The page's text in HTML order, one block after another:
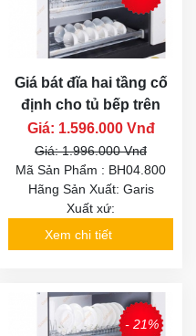
Giá bát đĩa hai tầng cố
định cho tủ bếp trên
Giá: 1.596.000 Vnđ
Giá: 1.996.000 Vnđ
Mã Sản Phẩm : BH04.800
Hãng Sản Xuất: Garis
Xuất xứ:
Xem chi tiết
- 21%